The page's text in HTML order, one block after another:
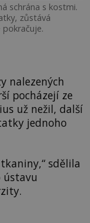
schrána s kostmi.
zůstává
nalezených
pocházejí ze
už nežil, další
jednoho
sdělila
ústavu